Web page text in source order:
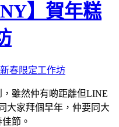
】賀年糕
雖然仲有啲距離但LINE
大家拜個早年，仲要同大
節。